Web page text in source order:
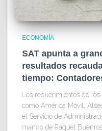
ECONOMÍA
SAT apunta a
resultados
tiempo:
Los requerimientos de
como América Móvil,
el Servicio de
mando de Raquel